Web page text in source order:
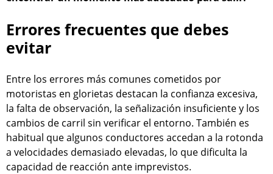
Errores frecuentes que debes
evitar
Entre los errores más comunes cometidos por
motoristas en glorietas destacan la confianza excesiva,
la falta de observación, la señalización insuficiente y los
cambios de carril sin verificar el entorno. También es
habitual que algunos conductores accedan a la rotonda
a velocidades demasiado elevadas, lo que dificulta la
capacidad de reacción ante imprevistos.